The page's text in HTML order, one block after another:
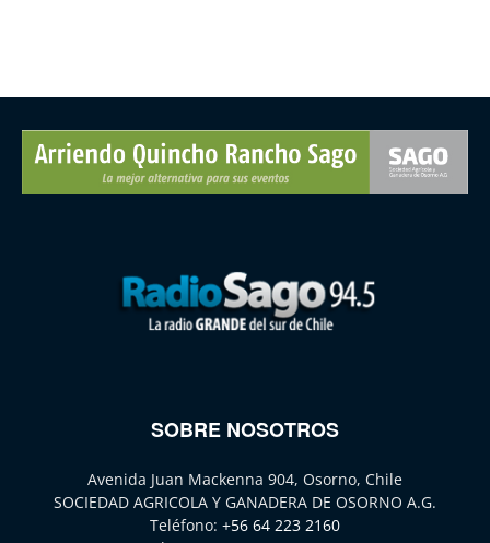
SOBRE NOSOTROS
Avenida Juan Mackenna 904, Osorno, Chile
SOCIEDAD AGRICOLA Y GANADERA DE OSORNO A.G.
Teléfono: +56 64 223 2160